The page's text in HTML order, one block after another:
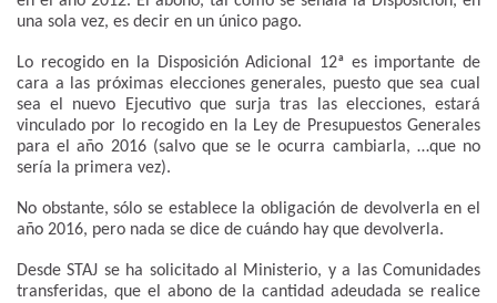
una sola vez, es decir en un único pago.
Lo recogido en la Disposición Adicional 12ª es importante de
cara a las próximas elecciones generales, puesto que sea cual
sea el nuevo Ejecutivo que surja tras las elecciones, estará
vinculado por lo recogido en la Ley de Presupuestos Generales
para el año 2016 (salvo que se le ocurra cambiarla, …que no
sería la primera vez).
No obstante, sólo se establece la obligación de devolverla en el
año 2016, pero nada se dice de cuándo hay que devolverla.
Desde STAJ se ha solicitado al Ministerio, y a las Comunidades
transferidas, que el abono de la cantidad adeudada se realice